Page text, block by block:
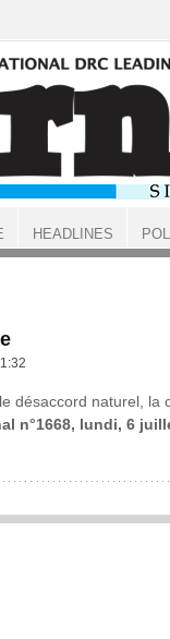
désaccord naturel, la
n°1668, lundi, 6
HEADLINES